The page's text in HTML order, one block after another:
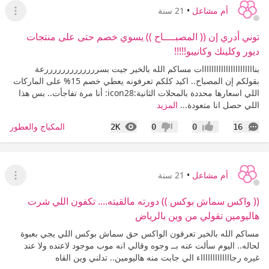
أم مشاعل • 21 سنة
عرض
توني أدري إن (( المصبــــاح )) يسوي خصم حتى على منتجات
ديور وكلينك وكانيبو!!!!!
بناااااااااااااااااااااات مساكم الله بالخير جيت بسرررررررررررررعة
بقولكم إن المصباح.. اكيد كلكم تعرفونه يعطي خصم 15% على الماركات
اللي اسعارها محددة بالمحلات الثانية:icon28: أنا مرة تفاجأت.. بس هذا
اللي حصل انا متعودة... المزيد
16
التعليقات إعجاب0 عدم إعجاب
0
2K
المشاهدات المكياج والعطور
أم مشاعل • 21 سنة
عرض
(( واكس سماش بوكس )) دورته مالقيته.... تكفون اللي شرت
هاليومين تقولي من وين بالرياض
مساكم الله بالخير تعرفون الواكس حق سماش بوكس اللي يجي بعبوة
لحاله.. اليوم سألت عنه بــ وجوه وقالي انه موب موجود لاعنده ولا عند
غيره رجاااااااااااااء الي جابت منه هاليومين.. تدلني وين القاه